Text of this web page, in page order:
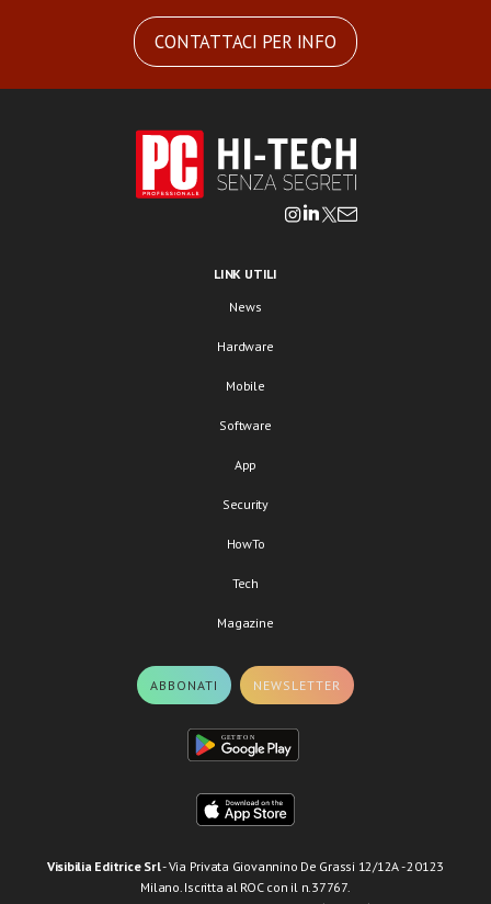
CONTATTACI PER INFO
LINK UTILI
News
Hardware
Mobile
Software
App
Security
HowTo
Tech
Magazine
ABBONATI NEWSLETTER
Visibilia Editrice Srl- Via Privata Giovannino De Grassi 12/12A - 20123
Milano. Iscritta al ROC con il n.37767.